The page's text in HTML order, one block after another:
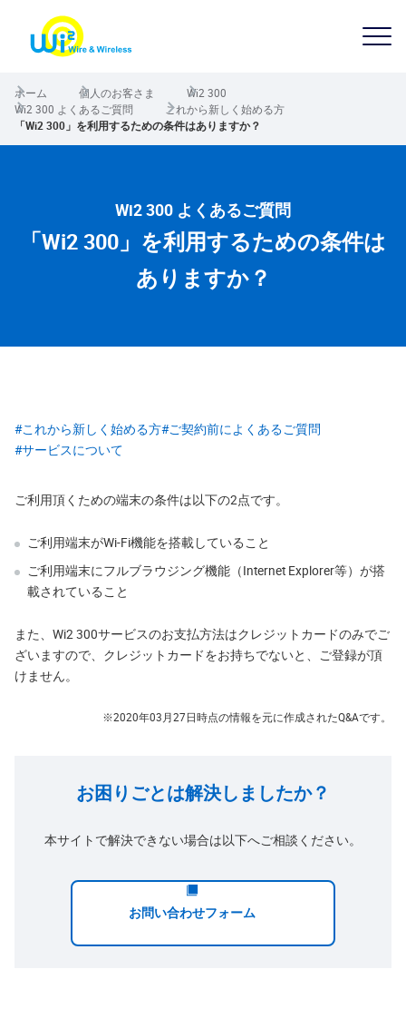
ホーム 個人のお客さま
Wi2 300
Wi2 300 よくあるご質問
これから新しく始める方
「Wi2 300」を利用するための条件はありますか？
「Wi2 300」を利用するための条件は
ありますか？
Wi2 300 よくあるご質問
#これから新しく始める方#ご契約前によくあるご質問
#サービスについて
ご利用頂くための端末の条件は以下の2点です。
ご利用端末がWi-Fi機能を搭載していること
ご利用端末にフルブラウジング機能（Internet Explorer等）が搭
載されていること
また、Wi2 300サービスのお支払方法はクレジットカードのみでご
ざいますので、クレジットカードをお持ちでないと、ご登録が頂
けません。
※2020年03月27日時点の情報を元に作成されたQ&Aです。
お困りごとは解決しましたか？
本サイトで解決できない場合は以下へご相談ください。
お問い合わせフォーム